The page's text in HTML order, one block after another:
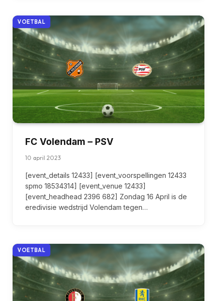
VOETBAL
FC Volendam – PSV
10 april 2023
[event_details 12433] [event_voorspellingen 12433
spmo 18534314] [event_venue 12433]
[event_headhead 2396 682] Zondag 16 April is de
eredivisie wedstrijd Volendam tegen…
VOETBAL